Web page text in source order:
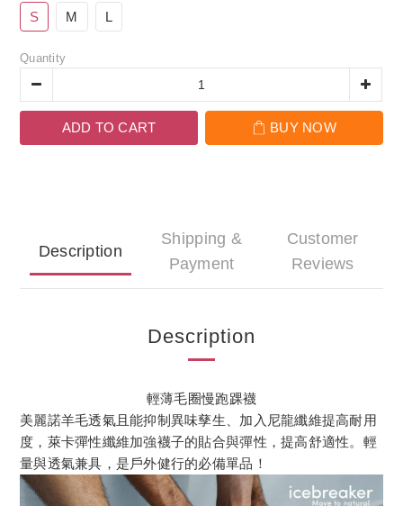
S M L
Quantity
ADD TO CART BUY NOW
Description
Shipping &
Payment
Customer
Reviews
Description
輕薄毛圈慢跑踝襪
美麗諾羊毛透氣且能抑制異味孳生、加入尼龍纖維提高耐用
度，萊卡彈性纖維加強襪子的貼合與彈性，提高舒適性。輕
量與透氣兼具，是戶外健行的必備單品！